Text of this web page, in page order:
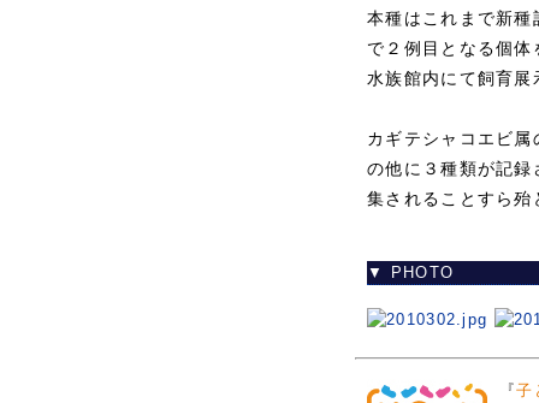
本種はこれまで新
で２例目となる個
水族館内にて飼育
カギテシャコエビ
の他に３種類が記
集されることすら殆
▼ PHOTO
『子